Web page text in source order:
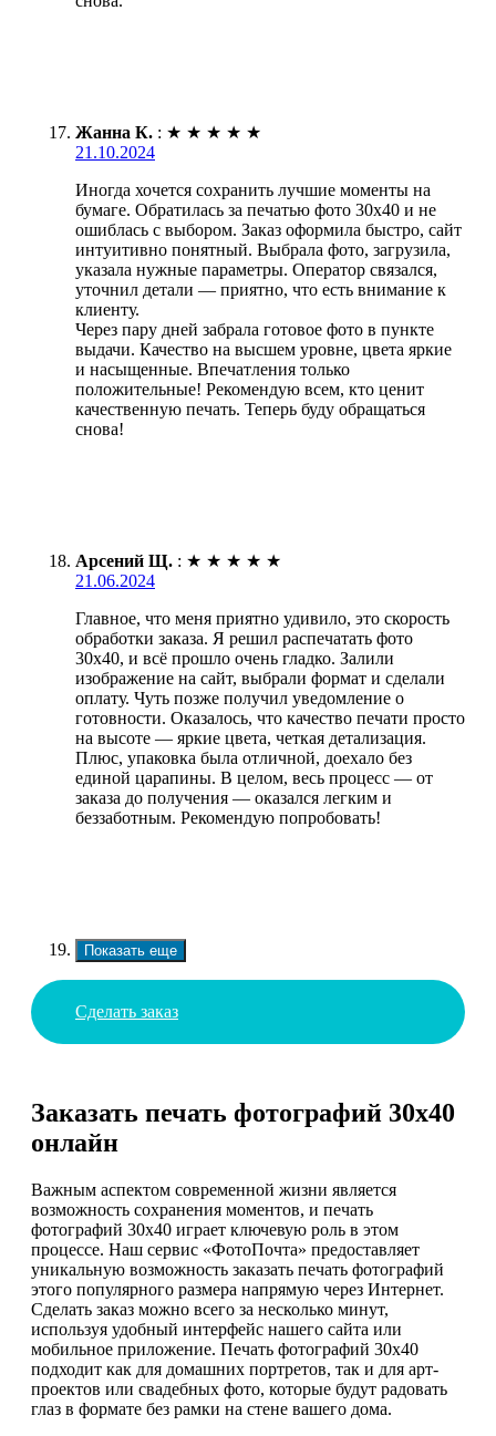
Жанна К. : ★ ★ ★ ★ ★
21.10.2024
Иногда хочется сохранить лучшие моменты на
бумаге. Обратилась за печатью фото 30х40 и не
ошиблась с выбором. Заказ оформила быстро, сайт
интуитивно понятный. Выбрала фото, загрузила,
указала нужные параметры. Оператор связался,
уточнил детали — приятно, что есть внимание к
клиенту.
Через пару дней забрала готовое фото в пункте
выдачи. Качество на высшем уровне, цвета яркие
и насыщенные. Впечатления только
положительные! Рекомендую всем, кто ценит
качественную печать. Теперь буду обращаться
снова!
Арсений Щ. : ★ ★ ★ ★ ★
21.06.2024
Главное, что меня приятно удивило, это скорость
обработки заказа. Я решил распечатать фото
30х40, и всё прошло очень гладко. Залили
изображение на сайт, выбрали формат и сделали
оплату. Чуть позже получил уведомление о
готовности. Оказалось, что качество печати просто
на высоте — яркие цвета, четкая детализация.
Плюс, упаковка была отличной, доехало без
единой царапины. В целом, весь процесс — от
заказа до получения — оказался легким и
беззаботным. Рекомендую попробовать!
Показать еще
Сделать заказ
Заказать печать фотографий 30х40
онлайн
Важным аспектом современной жизни является
возможность сохранения моментов, и печать
фотографий 30х40 играет ключевую роль в этом
процессе. Наш сервис «ФотоПочта» предоставляет
уникальную возможность заказать печать фотографий
этого популярного размера напрямую через Интернет.
Сделать заказ можно всего за несколько минут,
используя удобный интерфейс нашего сайта или
мобильное приложение. Печать фотографий 30х40
подходит как для домашних портретов, так и для арт-
проектов или свадебных фото, которые будут радовать
глаз в формате без рамки на стене вашего дома.